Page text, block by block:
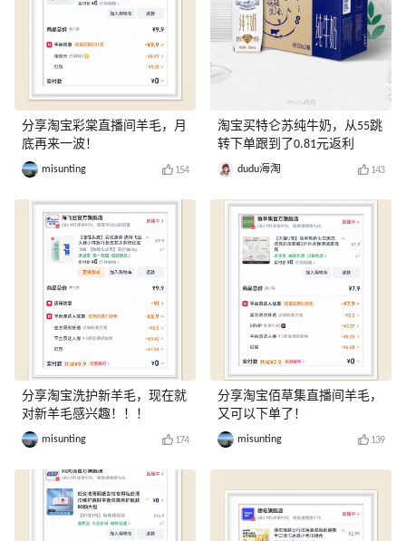
分享淘宝彩棠直播间羊毛，月
底再来一波！
misunting 154
分享淘宝洗护新羊毛，现在就
对新羊毛感兴趣！！！
misunting 174
淘宝买特仑苏纯牛奶，从55跳
转下单跟到了0.81元返利
dudu海淘 143
分享淘宝佰草集直播间羊毛，
又可以下单了！
misunting 139